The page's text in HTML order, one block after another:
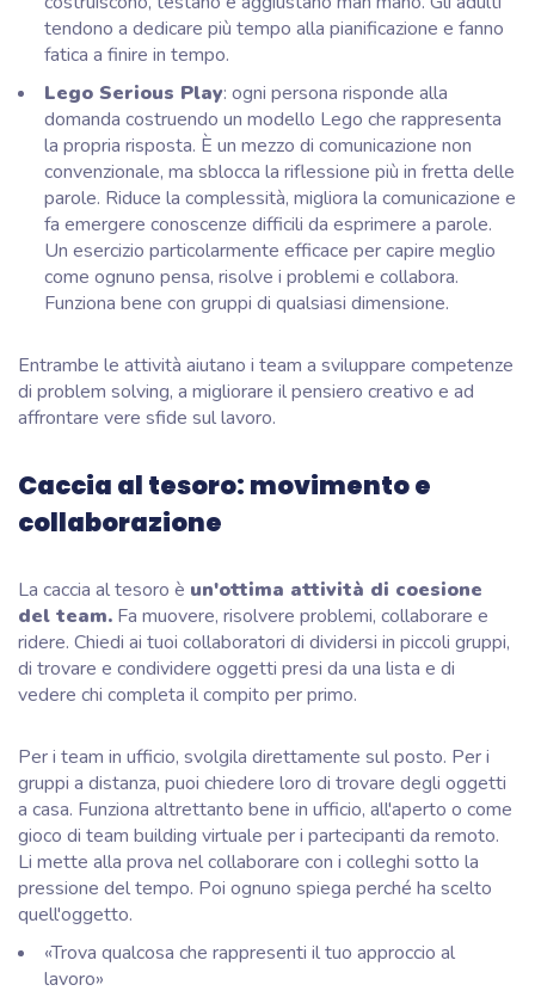
tendono a dedicare più tempo alla pianificazione e fanno
fatica a finire in tempo.
Lego Serious Play: ogni persona risponde alla
domanda costruendo un modello Lego che rappresenta
la propria risposta. È un mezzo di comunicazione non
convenzionale, ma sblocca la riflessione più in fretta delle
parole. Riduce la complessità, migliora la comunicazione e
fa emergere conoscenze difficili da esprimere a parole.
Un esercizio particolarmente efficace per capire meglio
come ognuno pensa, risolve i problemi e collabora.
Funziona bene con gruppi di qualsiasi dimensione.
Entrambe le attività aiutano i team a sviluppare competenze
di problem solving, a migliorare il pensiero creativo e ad
affrontare vere sfide sul lavoro.
Caccia al tesoro: movimento e
collaborazione
La caccia al tesoro è un'ottima attività di coesione
del team. Fa muovere, risolvere problemi, collaborare e
ridere. Chiedi ai tuoi collaboratori di dividersi in piccoli gruppi,
di trovare e condividere oggetti presi da una lista e di
vedere chi completa il compito per primo.
Per i team in ufficio, svolgila direttamente sul posto. Per i
gruppi a distanza, puoi chiedere loro di trovare degli oggetti
a casa. Funziona altrettanto bene in ufficio, all'aperto o come
gioco di team building virtuale per i partecipanti da remoto.
Li mette alla prova nel collaborare con i colleghi sotto la
pressione del tempo. Poi ognuno spiega perché ha scelto
quell'oggetto.
«Trova qualcosa che rappresenti il tuo approccio al
lavoro»